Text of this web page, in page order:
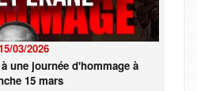
03/2026
une journée d'hommage à
15 mars